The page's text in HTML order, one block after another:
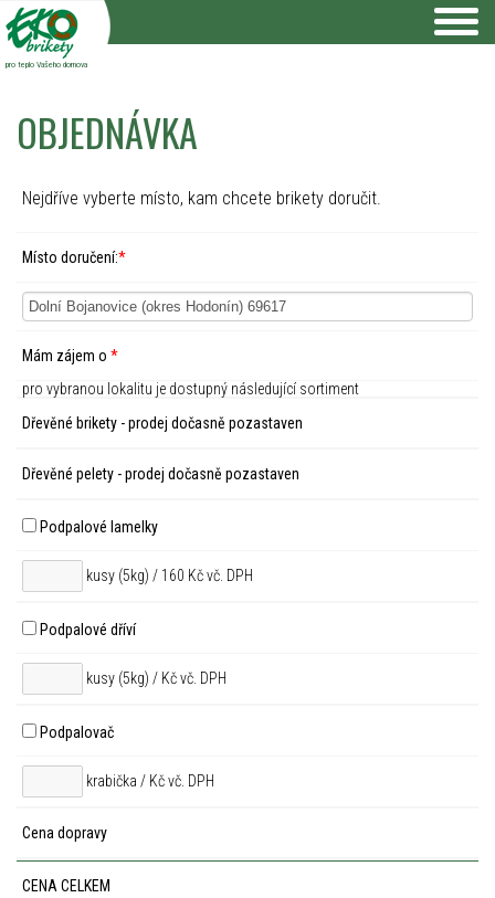
pro teplo Vašeho domova
OBJEDNÁVKA
Nejdříve vyberte místo, kam chcete brikety doručit.
Místo doručení:*
Mám zájem o *
pro vybranou lokalitu je dostupný následující sortiment
Dřevěné brikety - prodej dočasně pozastaven
Dřevěné pelety - prodej dočasně pozastaven
Podpalové lamelky
kusy (5kg) / 160 Kč vč. DPH
Podpalové dříví
kusy (5kg) / Kč vč. DPH
Podpalovač
krabička / Kč vč. DPH
Cena dopravy
CENA CELKEM